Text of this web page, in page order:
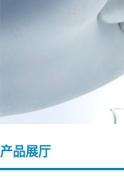
产品展厅